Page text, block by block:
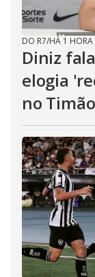
DO R7/HÁ 1 HORA
Diniz
elogia
no Timão